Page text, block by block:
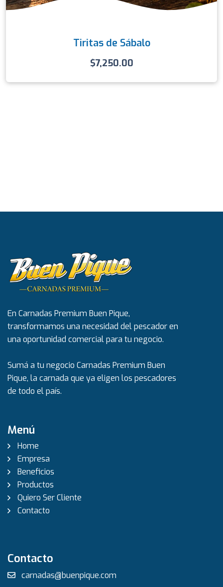
Tiritas de Sábalo
$7,250.00
En Carnadas Premium Buen Pique,
transformamos una necesidad del pescador en
una oportunidad comercial para tu negocio.
Sumá a tu negocio Carnadas Premium Buen
Pique, la carnada que ya eligen los pescadores
de todo el país.
Menú
Home
Empresa
Beneficios
Productos
Quiero Ser Cliente
Contacto
Contacto
carnadas@buenpique.com